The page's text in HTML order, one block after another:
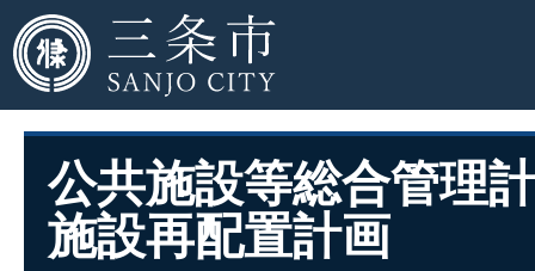
公共施設等総合管理
施設再配置計画